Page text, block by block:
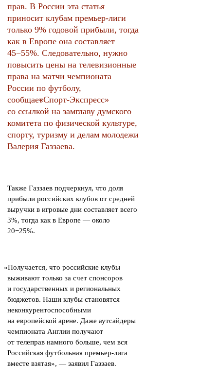
прав. В России эта статья
приносит клубам премьер-лиги
только 9% годовой прибыли, тогда
как в Европе она составляет
45−55%. Следовательно, нужно
повысить цены на телевизионные
права на матчи чемпионата
России по футболу,
сообщает
«Спорт-Экспресс»
со ссылкой на замглаву думского
комитета по физической культуре,
спорту, туризму и делам молодежи
Валерия Газзаева.
Также Газзаев подчеркнул, что доля
прибыли российских клубов от средней
выручки в игровые дни составляет всего
3%, тогда как в Европе — около
20−25%.
«Получается, что российские клубы
выживают только за счет спонсоров
и государственных и региональных
бюджетов. Наши клубы становятся
неконкурентоспособными
на европейской арене. Даже аутсайдеры
чемпионата Англии получают
от телеправ намного больше, чем вся
Российская футбольная премьер-лига
вместе взятая», — заявил Газзаев.